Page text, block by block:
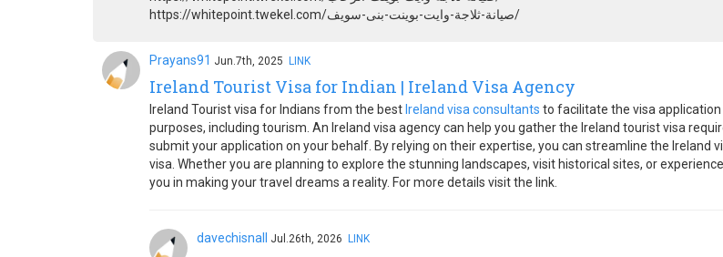
https://whitepoint.twekel.com/صيانة-ثلاجة-وايت-بوينت-بنى-سويف/
Prayans91 Jun.7th, 2025 LINK
Ireland Tourist Visa for Indian | Ireland Visa Agency
Ireland Tourist visa for Indians from the best Ireland visa consultants to facilitate the visa
purposes, including tourism. An Ireland visa agency can help you gather the Ireland tourist visa
submit your application on your behalf. By relying on their expertise, you can streamline the Ireland
visa. Whether you are planning to explore the stunning landscapes, visit historical sites, or
you in making your travel dreams a reality. For more details visit the link.
davechisnall Jul.26th, 2026 LINK